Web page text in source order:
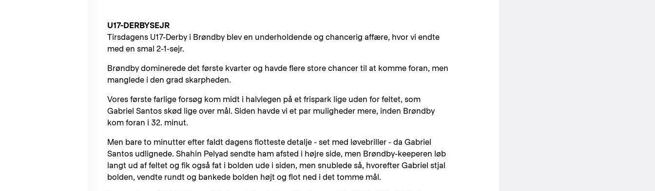
U17-DERBYSEJR
Tirsdagens U17-Derby i Brøndby blev en underholdende og chancerig affære, hvor vi endte
med en smal 2-1-sejr.
Brøndby dominerede det første kvarter og havde flere store chancer til at komme foran, men
manglede i den grad skarpheden.
Vores første farlige forsøg kom midt i halvlegen på et frispark lige uden for feltet, som
Gabriel Santos skød lige over mål. Siden havde vi et par muligheder mere, inden Brøndby
kom foran i 32. minut.
Men bare to minutter efter faldt dagens flotteste detalje - set med løvebriller - da Gabriel
Santos udlignede. Shahin Pelyad sendte ham afsted i højre side, men Brøndby-keeperen løb
langt ud af feltet og fik også fat i bolden ude i siden, men snublede så, hvorefter Gabriel stjal
bolden, vendte rundt og bankede bolden højt og flot ned i det tomme mål.